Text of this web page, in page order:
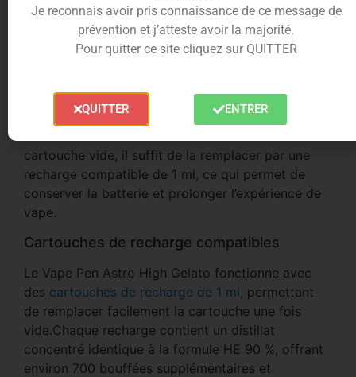
Pensé pour une utilisation quotidienne, le starter
kit Astro High Gelato est particulièrement simple à
utiliser. Il fonctionne par activation automatique à
Le kit comprend une batterie rechargeable de 290
mAh et une cartouche de 1 ml, permettant environ
cartouche vide, il suffit de la remplacer par une
recharge compatible de 1 ml, ce qui permet de
conserver la batterie et prolonger l’expérience de
vape.
Cartouches de recharge compatibles
Le Vape Pen Astro High Gelato fonctionne avec
des cartouches de recharge de 1 ml, permettant
de remplacer facilement la cartouche une fois
vide.Chaque recharge contient un distillat
concentré identique à la formule HE 90 %, offrant
environ 700 bouffées supplémentaires et
Je reconnais avoir pris connaissance de ce message de
prévention et j’atteste avoir la majorité.
Pour quitter ce site cliquez sur QUITTER
QUITTER ENTRER